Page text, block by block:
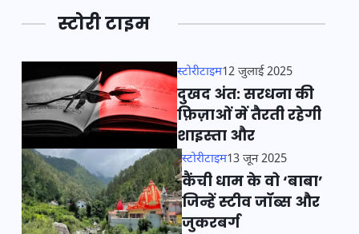
स्टोरी टाइम
स्टोरीटाइम12 जुलाई 2025
दुखद अंत: सरधना की
फ़िज़ाओं में तैरती रहेगी
शाइस्ता और
स्टोरीटाइम13 जून 2025
कैंची धाम के वो ‘बाबा’
जिन्हें स्टीव जॉब्स और
जुकरबर्ग